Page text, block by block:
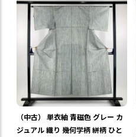
（中古） 単衣紬 青磁色 グレー カ
ジュアル 織り 幾何学柄 絣柄 ひと